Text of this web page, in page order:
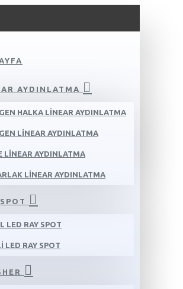
AYDINLATMA
HALKA LINEAR AYDINLATMA
LINEAR AYDINLATMA
LINEAR AYDINLATMA
LINEAR AYDINLATMA
LED RAY SPOT
LED RAY SPOT